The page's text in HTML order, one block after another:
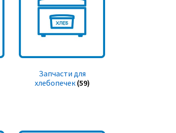
Запчасти для
хлебопечек (59)